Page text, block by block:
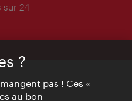
sur 24
?
pas ! Ces «
au bon